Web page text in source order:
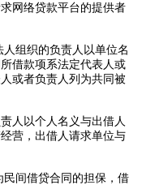
网络贷款平台的提供者
组织的负责人以单位名
借款项系法定代表人或
或者负责人列为共同被
人以个人名义与出借人
营，出借人请求单位与
间借贷合同的担保，借